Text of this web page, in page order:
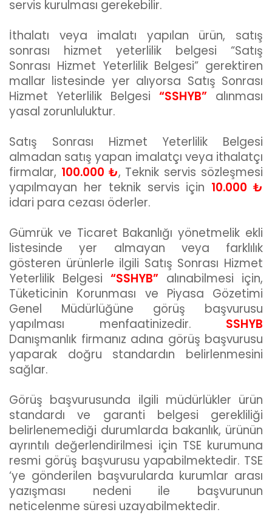
servis kurulması gerekebilir.
İthalatı veya imalatı yapılan ürün, satış
sonrası hizmet yeterlilik belgesi “Satış
Sonrası Hizmet Yeterlilik Belgesi” gerektiren
mallar listesinde yer alıyorsa Satış Sonrası
Hizmet Yeterlilik Belgesi “SSHYB” alınması
yasal zorunluluktur.
Satış Sonrası Hizmet Yeterlilik Belgesi
almadan satış yapan imalatçı veya ithalatçı
firmalar, 100.000 ₺, Teknik servis sözleşmesi
yapılmayan her teknik servis için 10.000 ₺
idari para cezası öderler.
Gümrük ve Ticaret Bakanlığı yönetmelik ekli
listesinde yer almayan veya farklılık
gösteren ürünlerle ilgili Satış Sonrası Hizmet
Yeterlilik Belgesi “SSHYB” alınabilmesi için,
Tüketicinin Korunması ve Piyasa Gözetimi
Genel Müdürlüğüne görüş başvurusu
yapılması menfaatinizedir. SSHYB
Danışmanlık firmanız adına görüş başvurusu
yaparak doğru standardın belirlenmesini
sağlar.
Görüş başvurusunda ilgili müdürlükler ürün
standardı ve garanti belgesi gerekliliği
belirlenemediği durumlarda bakanlık, ürünün
ayrıntılı değerlendirilmesi için TSE kurumuna
resmi görüş başvurusu yapabilmektedir. TSE
‘ye gönderilen başvurularda kurumlar arası
yazışması nedeni ile başvurunun
neticelenme süresi uzayabilmektedir.